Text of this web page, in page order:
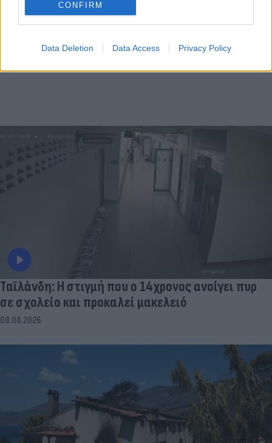
CONFIRM
Data Deletion Data Access Privacy Policy
Ταϊλάνδη: Η στιγμή που ο 14χρονος ανοίγει πυρ
σε σχολείο και προκαλεί μακελειό
08.08.2026